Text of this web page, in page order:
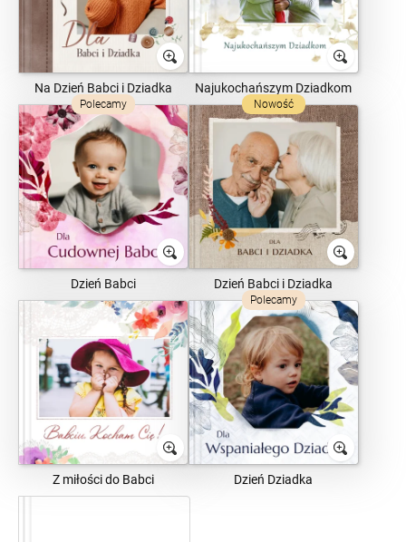
Na Dzień Babci i Dziadka Najukochańszym Dziadkom
Polecamy
Dzień Babci
Nowość
Dzień Babci i Dziadka
Z miłości do Babci
Polecamy
Dzień Dziadka